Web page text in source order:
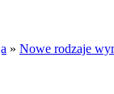
» Nowe rodzaje